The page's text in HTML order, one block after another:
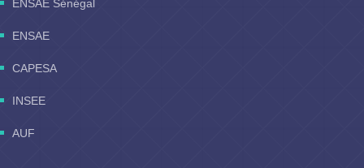
ENSAE Sénégal
ENSAE
CAPESA
INSEE
AUF